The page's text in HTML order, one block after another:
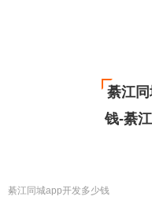
綦江
钱-綦
綦江同城app开发多少钱